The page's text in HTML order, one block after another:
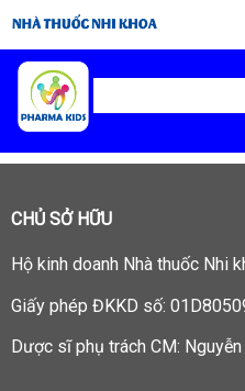
CHỦ SỞ HỮU
Hộ kinh doanh Nhà thuốc Nhi
Giấy phép ĐKKD số:
Dược sĩ phụ trách CM: